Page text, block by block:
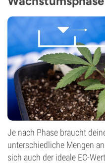
Je nach Phase braucht
unterschiedliche Mengen
sich auch der ideale EC-